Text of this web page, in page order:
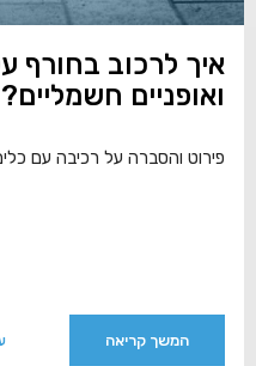
איך לרכוב בחורף
ואופניים חשמליים?
פירוט והסברה על רכיבה עם
המשך קריאה